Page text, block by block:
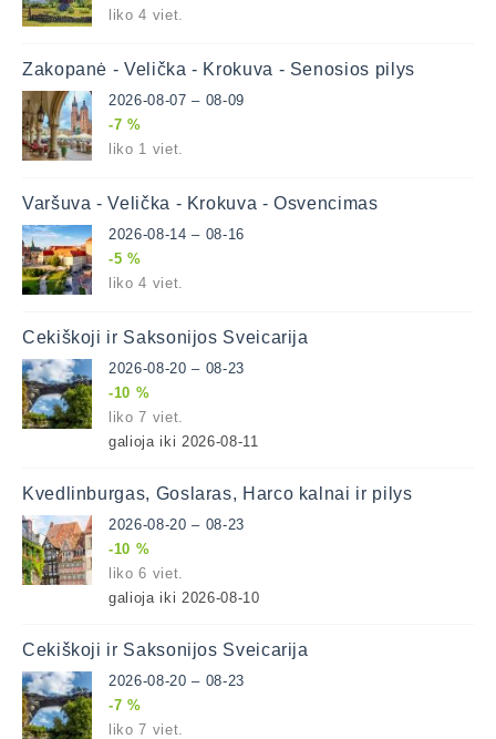
liko 4 viet.
Zakopanė - Velička - Krokuva - Senosios pilys
2026-08-07 – 08-09
-7 %
liko 1 viet.
Varšuva - Velička - Krokuva - Osvencimas
2026-08-14 – 08-16
-5 %
liko 4 viet.
Čekiškoji ir Saksonijos Šveicarija
2026-08-20 – 08-23
-10 %
liko 7 viet.
galioja iki 2026-08-11
Kvedlinburgas, Goslaras, Harco kalnai ir pilys
2026-08-20 – 08-23
-10 %
liko 6 viet.
galioja iki 2026-08-10
Čekiškoji ir Saksonijos Šveicarija
2026-08-20 – 08-23
-7 %
liko 7 viet.